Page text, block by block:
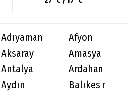
Adıyaman
Afyon
Aksaray
Amasya
Antalya
Ardahan
Aydın
Balıkesir